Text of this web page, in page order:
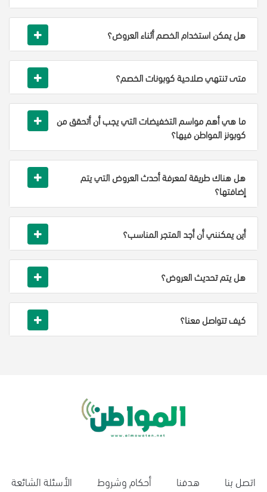
هل يمكن استخدام الخصم أثناء العروض؟
متى تنتهي صلاحية كوبونات الخصم؟
ما هي أهم مواسم التخفيضات التي يجب أن أتحقق من
كوبونز المواطن فيها؟
هل هناك طريقة لمعرفة أحدث العروض التي يتم
إضافتها؟
أين يمكنني أن أجد المتجر المناسب؟
هل يتم تحديث العروض؟
كيف تتواصل معنا؟
اتصل بنا هدفنا أحكام وشروط الأسئلة الشائعة